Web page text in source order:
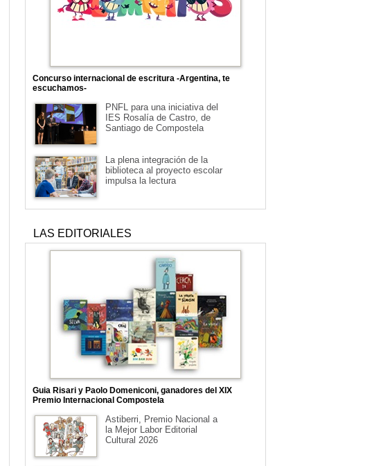
Concurso internacional de escritura -Argentina, te
escuchamos-
PNFL para una iniciativa del
IES Rosalía de Castro, de
Santiago de Compostela
La plena integración de la
biblioteca al proyecto escolar
impulsa la lectura
LAS EDITORIALES
Guia Risari y Paolo Domeniconi, ganadores del XIX
Premio Internacional Compostela
Astiberri, Premio Nacional a
la Mejor Labor Editorial
Cultural 2026